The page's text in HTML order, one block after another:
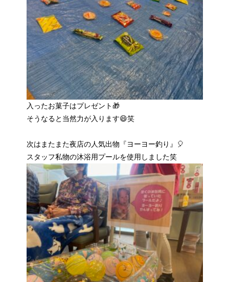
入ったお菓子はプレゼント🎁
そうなると当然力が入ります😄笑
次はまたまた夜店の人気出物『ヨーヨー釣り』🎈
スタッフ私物の沐浴用プールを使用しました笑